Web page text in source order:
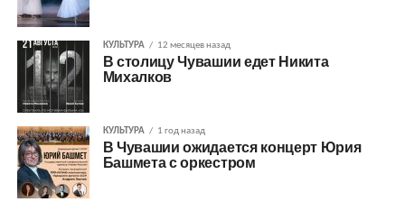
КУЛЬТУРА 12 месяцев назад
В столицу Чувашии едет Никита
Михалков
КУЛЬТУРА 1 год назад
В Чувашии ожидается концерт Юрия
Башмета с оркестром